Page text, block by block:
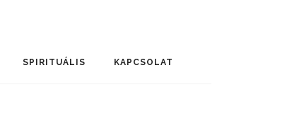
SPIRITUÁLIS KAPCSOLAT